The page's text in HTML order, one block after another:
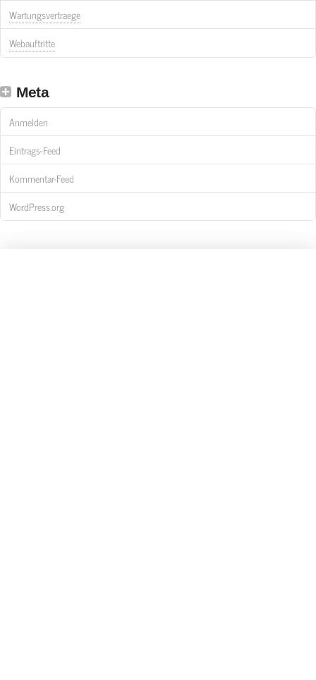
Wartungsvertraege
Webauftritte
Meta
Anmelden
Eintrags-Feed
Kommentar-Feed
WordPress.org